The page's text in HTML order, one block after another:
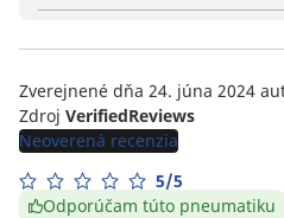
Zverejnené dňa 24. júna 2024
Zdroj VerifiedReviews
Neoverená recenzia
5/5
Odporúčam túto pneumatiku